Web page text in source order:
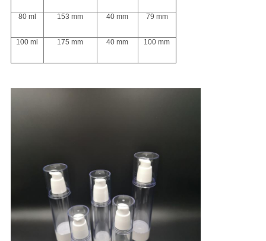
80 ml 153 mm 40 mm 79 mm
100 ml 175 mm 40 mm 100 mm